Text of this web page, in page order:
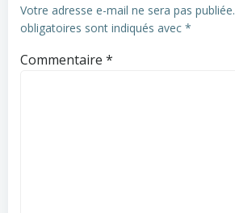
Votre adresse e-mail ne sera pas publiée.
obligatoires sont indiqués avec *
Commentaire *